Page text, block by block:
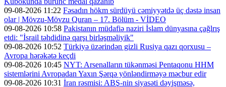
09-08-2026 11:22 Fəsadın hökm sürdüyü cəmiyyətdə üç dəstə insan
olar | Mövzu-Mövzu Quran – 17. Bölüm - VİDEO
09-08-2026 10:58 Pakistanın müdafiə naziri İslam dünyasına çağlrış
etdi: "İsrail təhdidinə qarşı birləşməliyik"
09-08-2026 10:52 Türkiyə üzərindən gizli Rusiya qazı qorxusu –
Avropa hərəkətə keçdi
09-08-2026 10:45 NYT: Arsenalların tükənməsi Pentaqonu HHM
sistemlərini Avropadan Yaxın Şərqə yönləndirməyə məcbur edir
09-08-2026 10:31 İran rəsmisi: ABŞ-nin siyasəti dəyişməsə,